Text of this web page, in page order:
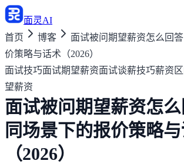
面灵AI
首页
博客
面试被问期望薪资怎么回
价策略与话术（2026）
面试技巧面试期望薪资面试谈薪技巧薪资
望薪资
面试被问期望薪资怎
同场景下的报价策略
（2026）